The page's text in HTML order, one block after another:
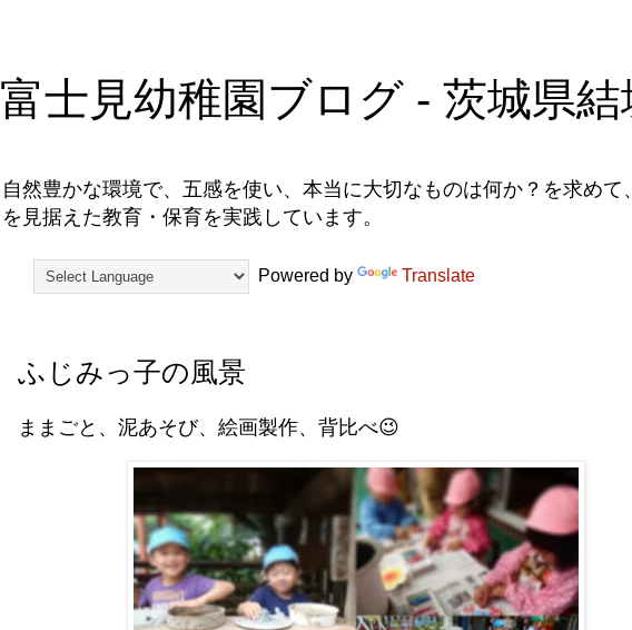
富士見幼稚園ブログ - 茨城県結
自然豊かな環境で、五感を使い、本当に大切なものは何か？を求めて
を見据えた教育・保育を実践しています。
Powered by Translate
ふじみっ子の風景
ままごと、泥あそび、絵画製作、背比べ😉